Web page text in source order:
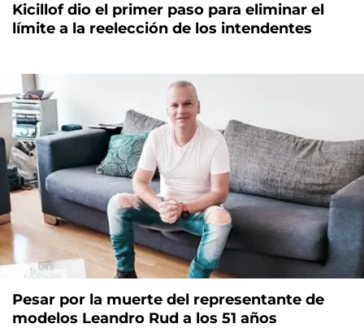
Kicillof dio el primer paso para eliminar el
límite a la reelección de los intendentes
Pesar por la muerte del representante de
modelos Leandro Rud a los 51 años